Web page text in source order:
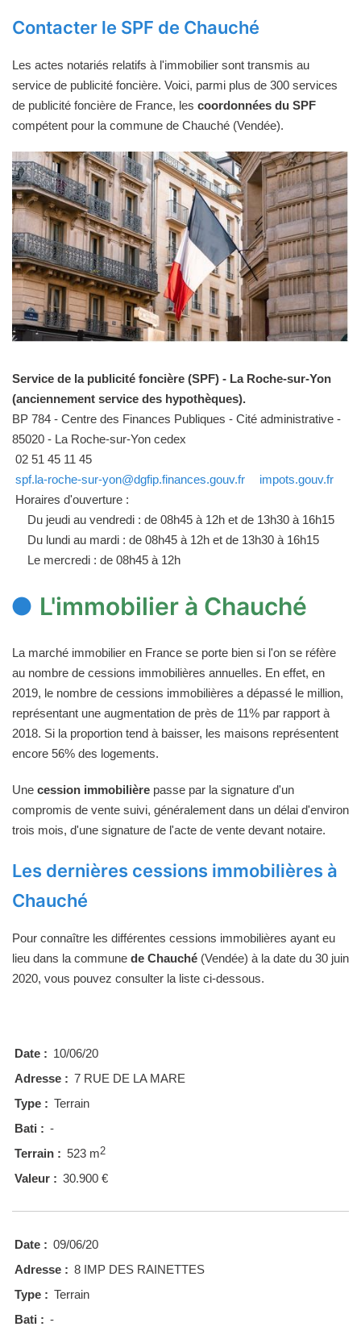
Contacter le SPF de Chauché
Les actes notariés relatifs à l'immobilier sont transmis au
service de publicité foncière. Voici, parmi plus de 300 services
de publicité foncière de France, les coordonnées du SPF
compétent pour la commune de Chauché (Vendée).
Service de la publicité foncière (SPF) - La Roche-sur-Yon
(anciennement service des hypothèques).
BP 784 - Centre des Finances Publiques - Cité administrative -
85020 - La Roche-sur-Yon cedex
02 51 45 11 45
spf.la-roche-sur-yon@dgfip.finances.gouv.fr
impots.gouv.fr
Horaires d'ouverture :
Du jeudi au vendredi : de 08h45 à 12h et de 13h30 à 16h15
Du lundi au mardi : de 08h45 à 12h et de 13h30 à 16h15
Le mercredi : de 08h45 à 12h
L'immobilier à Chauché
La marché immobilier en France se porte bien si l'on se réfère
au nombre de cessions immobilières annuelles. En effet, en
2019, le nombre de cessions immobilières a dépassé le million,
représentant une augmentation de près de 11% par rapport à
2018. Si la proportion tend à baisser, les maisons représentent
encore 56% des logements.
Une cession immobilière passe par la signature d'un
compromis de vente suivi, généralement dans un délai d'environ
trois mois, d'une signature de l'acte de vente devant notaire.
Les dernières cessions immobilières à
Chauché
Pour connaître les différentes cessions immobilières ayant eu
lieu dans la commune de Chauché (Vendée) à la date du 30 juin
2020, vous pouvez consulter la liste ci-dessous.
Date : 10/06/20
Adresse : 7 RUE DE LA MARE
Type : Terrain
Bati : -
Terrain : 523 m2
Valeur : 30.900 €
Date : 09/06/20
Adresse : 8 IMP DES RAINETTES
Type : Terrain
Bati : -